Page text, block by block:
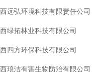
远弘环境科技有限责任公司
绿拓林业科技有限公司
四方环保科技有限公司
琅洁有害生物防治有限公司